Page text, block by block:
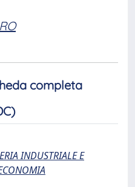
completa
INDUSTRIALE E